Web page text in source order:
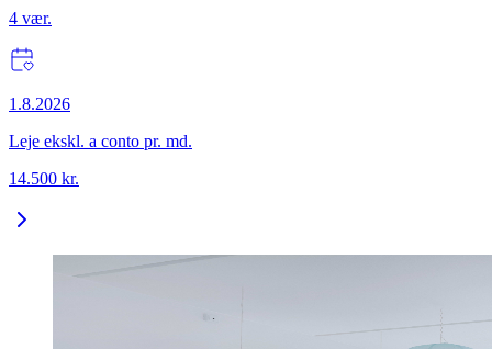
4 vær.
1.8.2026
Leje ekskl. a conto pr. md.
14.500 kr.